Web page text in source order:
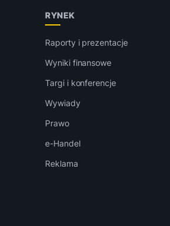
RYNEK
Raporty i prezentacje
Wyniki finansowe
Targi i konferencje
Wywiady
Prawo
e-Handel
Reklama